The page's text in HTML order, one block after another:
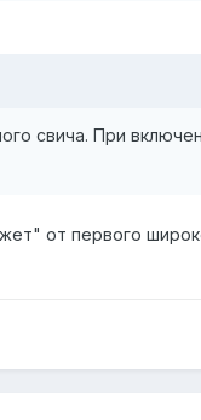
свича. При
от первого